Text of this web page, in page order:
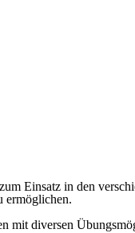
Einsatz in den
ermöglichen.
mit diversen